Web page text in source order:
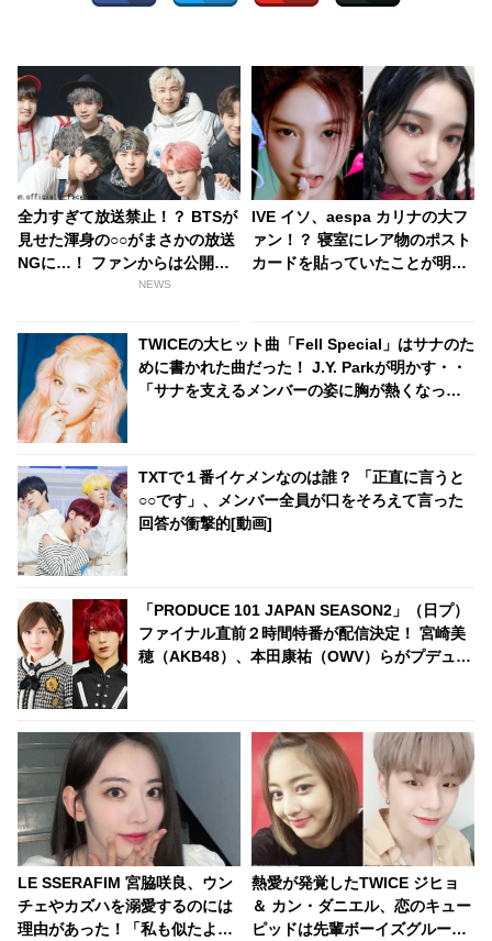
全力すぎて放送禁止！？ BTSが
見せた渾身の○○がまさかの放送
NGに…！ ファンからは公開を
希望する声が続々…仲良しすぎ
っこり
NEWS
IVE イソ、aespa カリナの大フ
ァン！？ 寝室にレア物のポスト
カードを貼っていたことが明ら
TWICEの大ヒット曲「Fell Special」はサナのた
めに書かれた曲だった！ J.Y. Parkが明かす・・
「サナを支えるメンバーの姿に胸が熱くなっ
TXTで１番イケメンなのは誰？ 「正直に言うと
○○です」、メンバー全員が口をそろえて言った
回答が衝撃的[動画]
「PRODUCE 101 JAPAN SEASON2」（日プ）
ファイナル直前２時間特番が配信決定！ 宮崎美
穂（AKB48）、本田康祐（OWV）らがプデュの
LE SSERAFIM 宮脇咲良、ウン
チェやカズハを溺愛するのには
理由があった！「私も似たよう
熱愛が発覚したTWICE ジヒョ
＆ カン・ダニエル、恋のキュー
ピッドは先輩ボーイズグループ